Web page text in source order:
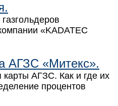
«KADATEC
АГЗС «Митекс».
карты АГЗС. Как и где их
процентов